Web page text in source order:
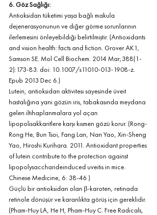
6. Göz Sağlığı:
Antioksidan tüketimi yaşa bağlı makula
dejenerasyonunun ve diğer görme sorunlarının
ilerlemesini önleyebildiği belirtilmiştir. (Antioxidants
and vision health: facts and fiction. Grover AK1,
Samson SE. Mol Cell Biochem. 2014 Mar;388(1-
2):173-83. doi: 10.1007/s11010-013-1908-z.
Epub 2013 Dec 6.)
Lutein, antioksidan aktivitesi sayesinde üveit
hastalığına yani gözün iris, tabakasında meydana
gelen iltihaplanmalara yol açan
lipopolisakkaritlere karşı kısmen gözü korur. (Rong-
Rong He, Bun Tsoi, Fang Lan, Nan Yao, Xin-Sheng
Yao, Hiroshi Kurihara. 2011. Antioxidant properties
of lutein contribute to the protection against
lipopolysaccharideinduced uveitis in mice.
Chinese Medicine, 6: 38-46 )
Güçlü bir antioksidan olan β-karoten, retinada
retinole dönüşür ve karanlıkta görüş için gereklidir.
(Pham-Huy LA, He H, Pham-Huy C. Free Radicals,